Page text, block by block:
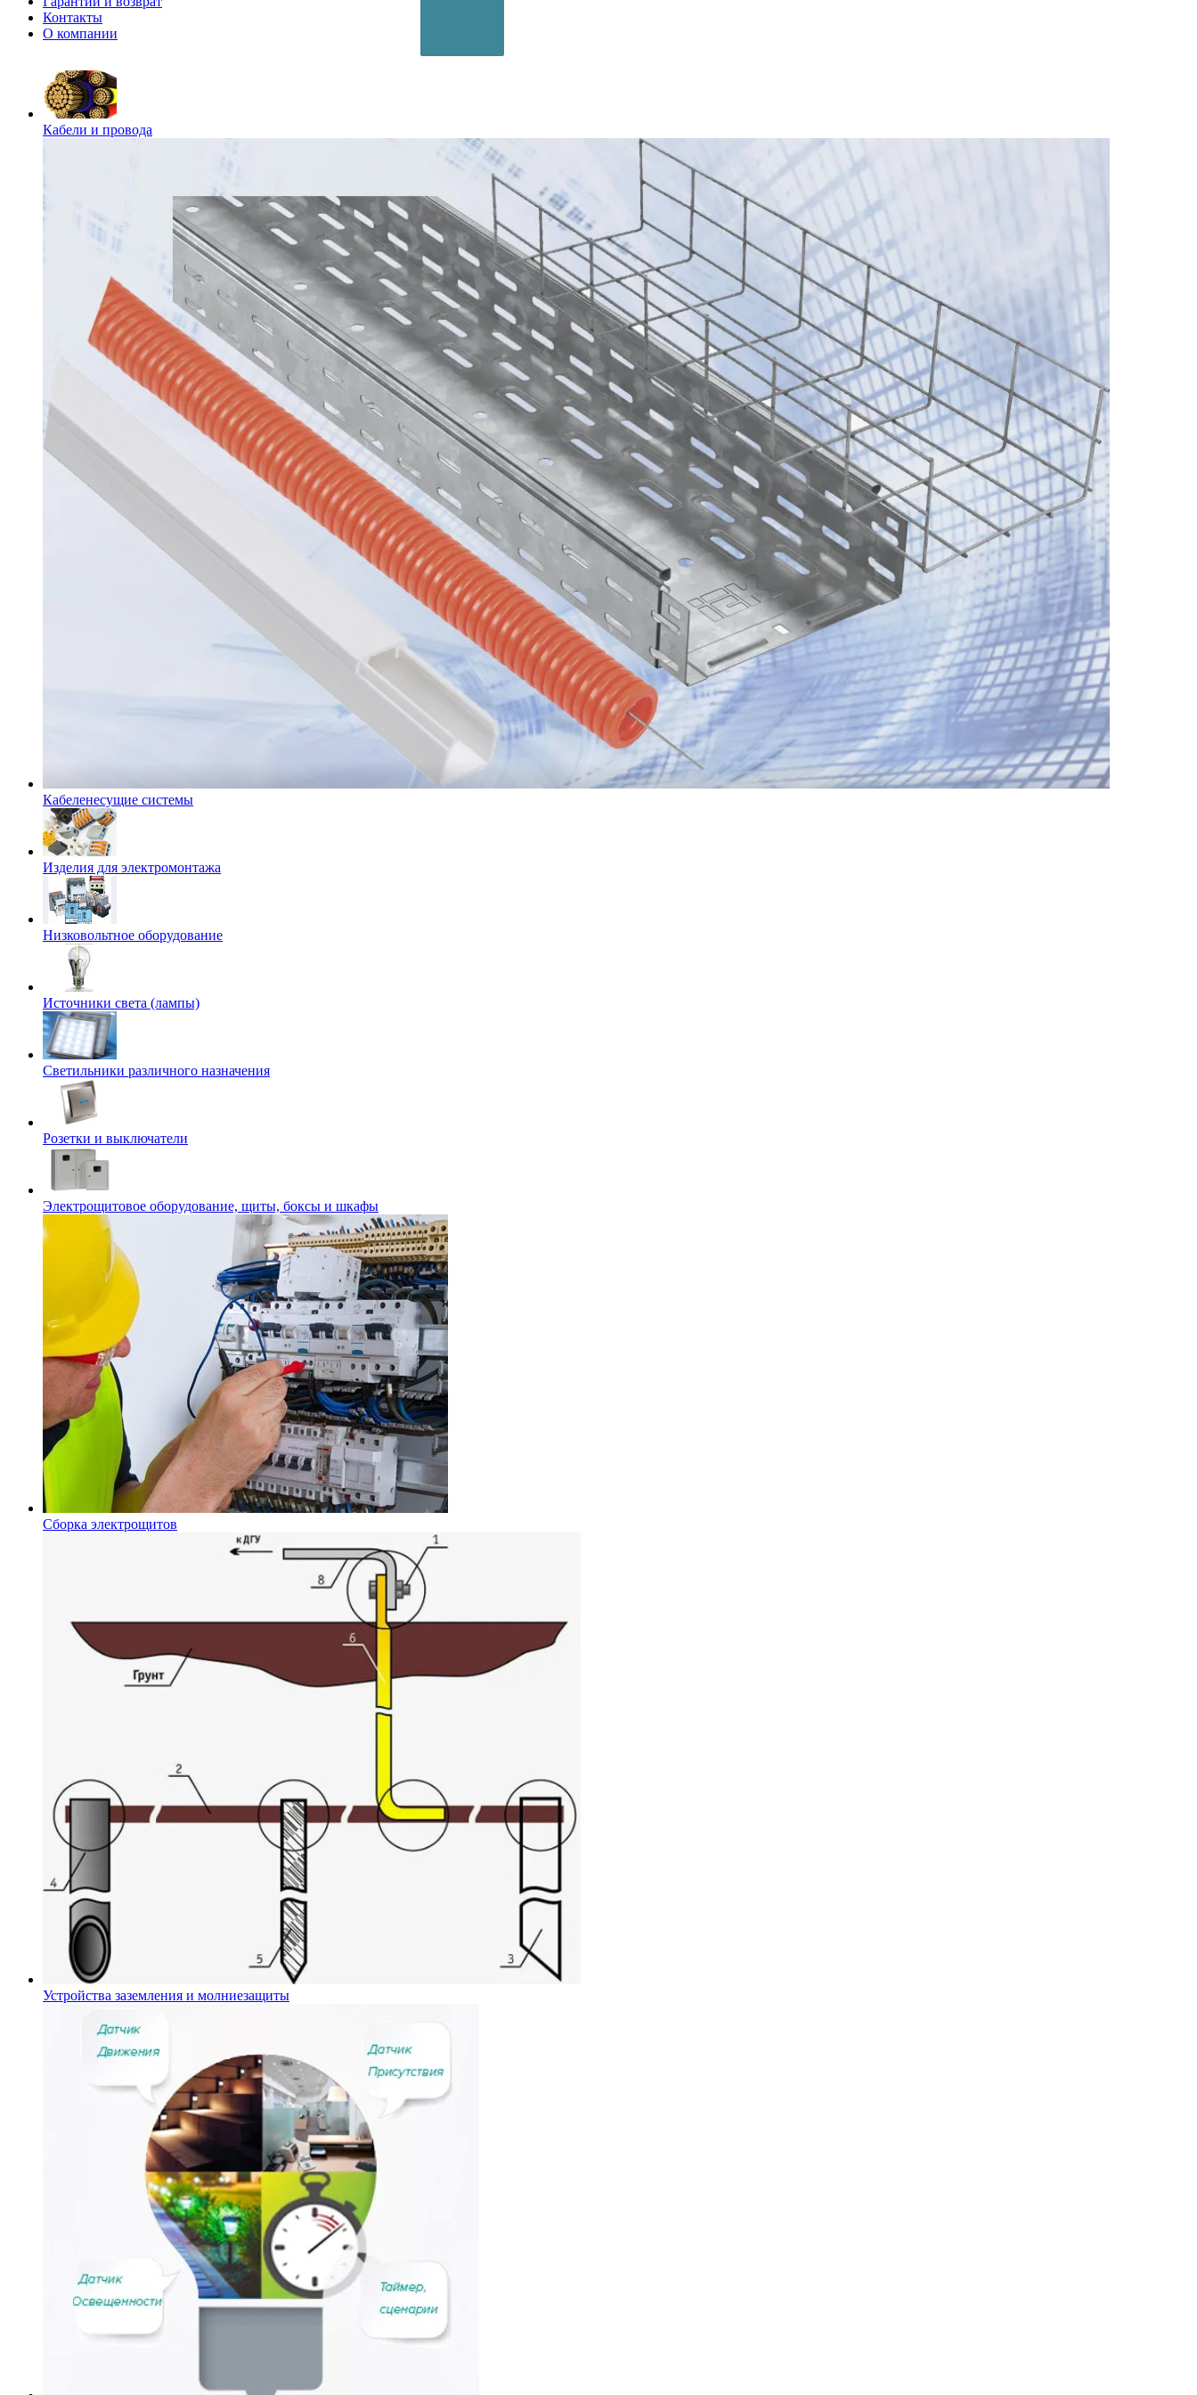
Контакты
О компании
Кабели и провода
Кабеленесущие системы
Изделия для электромонтажа
Низковольтное оборудование
Источники света (лампы)
Светильники различного назначения
Розетки и выключатели
Электрощитовое оборудование, щиты, боксы и шкафы
Сборка электрощитов
Устройства заземления и молниезащиты